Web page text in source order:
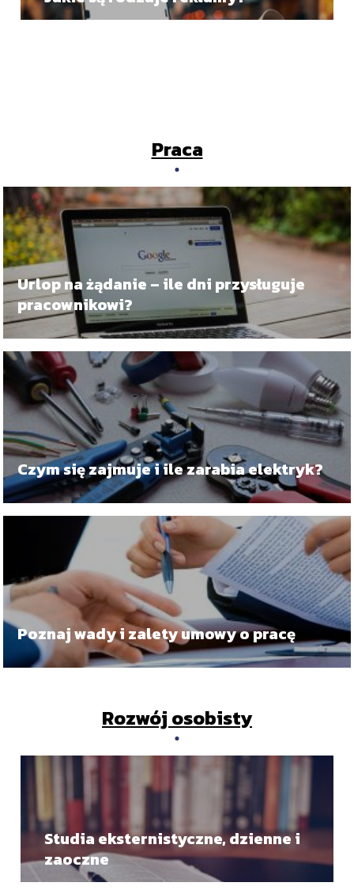
Praca
Urlop na żądanie – ile dni przysługuje
pracownikowi?
Czym się zajmuje i ile zarabia elektryk?
Poznaj wady i zalety umowy o pracę
Rozwój osobisty
Studia eksternistyczne, dzienne i
zaoczne